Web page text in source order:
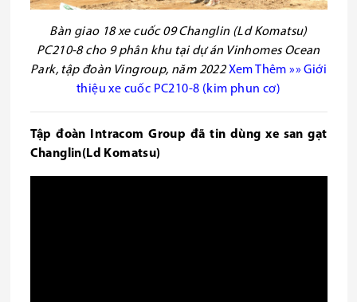
Bàn giao 18 xe cuốc 09 Changlin (Ld Komatsu)
PC210-8 cho 9 phân khu tại dự án Vinhomes Ocean
Park, tập đoàn Vingroup, năm 2022XemThêm »» Giới
thiệu xe cuốc PC210-8 (kim phun cơ)
Tập đoàn Intracom Group đã tin dùng xe san gạt
Changlin(Ld Komatsu)